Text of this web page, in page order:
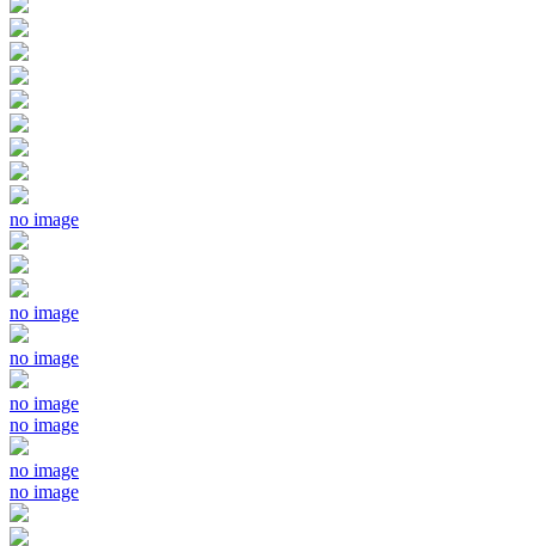
no image
no image
no image
no image
no image
no image
no image